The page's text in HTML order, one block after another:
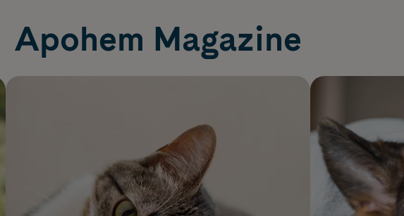
Apohem Magazine